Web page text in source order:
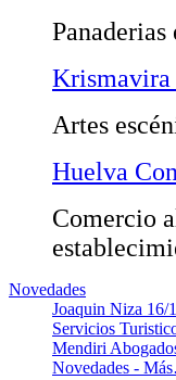
Krismavira
Artes
Huelva
Comercio
Novedades
Joaquin Niza 16/
Servicios
Mendiri
Novedades -